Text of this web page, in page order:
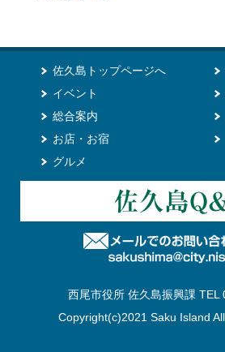
佐久島トップページへ
イベント
総合案内
お店・お宿
グルメ
西尾市役所 佐久島振興課 TEL
Copyright(c)2021 Saku Island